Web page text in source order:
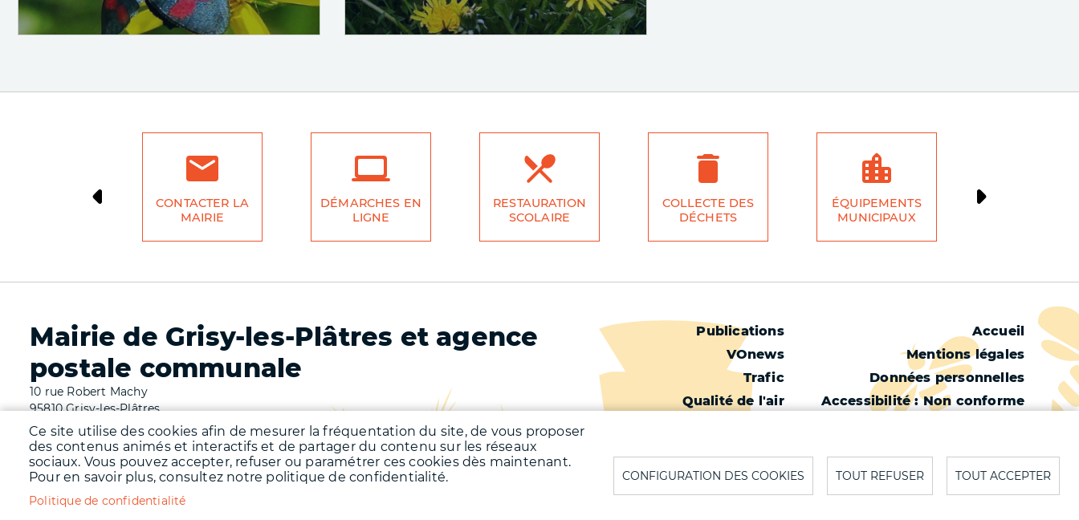
CONTACTER LA
MAIRIE
DÉMARCHES EN
LIGNE
RESTAURATION
SCOLAIRE
COLLECTE DES
DÉCHETS
ÉQUIPEMENTS
MUNICIPAUX
Mairie de Grisy-les-Plâtres et agence
postale communale
10 rue Robert Machy
95810 Grisy-les-Plâtres
Tél. 01 34 66 62 69
Fermetures de la mairie et de l'agence postale communale : chaque lundi
Ouvertures de la mairie : mardi matin de 08h30 à 12h00, mercredi après-midi de 13h00 à
17h00, vendredi matin de 08h30 à 12h00.
Ouvertures de l'agence postale communale : mardi , jeudi, vendredi de 08h00 à 12h00,
mercredi de 13h00 à 17h00, samedi de 09h00 à 12h00
Pied
de
page
-
Second
Publications
VOnews
Trafic
Qualité de l'air
de
Accueil
Mentions légales
Données personnelles
Accessibilité : Non conforme
Plan du site
S'identifier
Ce site utilise des cookies afin de mesurer la fréquentation du site, de vous proposer
des contenus animés et interactifs et de partager du contenu sur les réseaux
sociaux. Vous pouvez accepter, refuser ou paramétrer ces cookies dès maintenant.
Pour en savoir plus, consultez notre politique de confidentialité.
Politique de confidentialité
CONFIGURATION DES COOKIES TOUT REFUSER TOUT ACCEPTER